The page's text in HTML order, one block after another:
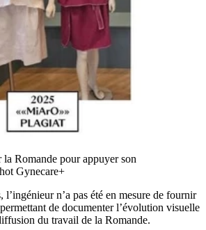
Romande pour appuyer son
Gynecare+
l’ingénieur n’a pas été en mesure de fournir
de documenter l’évolution visuelle
du travail de la Romande.